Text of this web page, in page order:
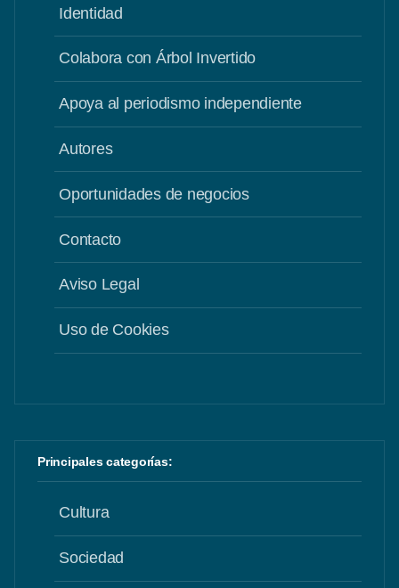
Identidad
Colabora con Árbol Invertido
Apoya al periodismo independiente
Autores
Oportunidades de negocios
Contacto
Aviso Legal
Uso de Cookies
Principales categorías:
Cultura
Sociedad